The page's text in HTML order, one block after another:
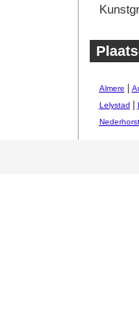
Almere
Lelystad